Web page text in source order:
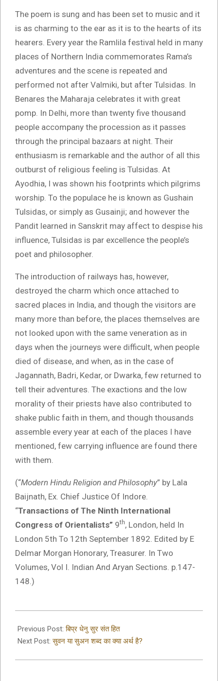
The poem is sung and has been set to music and it
is as charming to the ear as it is to the hearts of its
hearers. Every year the Ramlila festival held in many
places of Northern India commemorates Rama’s
adventures and the scene is repeated and
performed not after Valmiki, but after Tulsidas. In
Benares the Maharaja celebrates it with great
pomp. In Delhi, more than twenty five thousand
people accompany the procession as it passes
through the principal bazaars at night. Their
enthusiasm is remarkable and the author of all this
outburst of religious feeling is Tulsidas. At
Ayodhia, I was shown his footprints which pilgrims
worship. To the populace he is known as Gushain
Tulsidas, or simply as Gusainji; and however the
Pandit learned in Sanskrit may affect to despise his
influence, Tulsidas is par excellence the people’s
poet and philosopher.
The introduction of railways has, however,
destroyed the charm which once attached to
sacred places in India, and though the visitors are
many more than before, the places themselves are
not looked upon with the same veneration as in
days when the journeys were difficult, when people
died of disease, and when, as in the case of
Jagannath, Badri, Kedar, or Dwarka, few returned to
tell their adventures. The exactions and the low
morality of their priests have also contributed to
shake public faith in them, and though thousands
assemble every year at each of the places I have
mentioned, few carrying influence are found there
with them.
(“Modern Hindu Religion and Philosophy” by Lala
Baijnath, Ex. Chief Justice Of Indore.
“Transactions of The Ninth International
Congress of Orientalists” 9th, London, held In
London 5th To 12th September 1892. Edited by E
Delmar Morgan Honorary, Treasurer. In Two
Volumes, Vol I. Indian And Aryan Sections. p.147-
148.)
03-
15
Previous Post:बिप्र धेनु सुर संत हित
Next Post:सुवन या सुअन शब्द का क्या अर्थ है?